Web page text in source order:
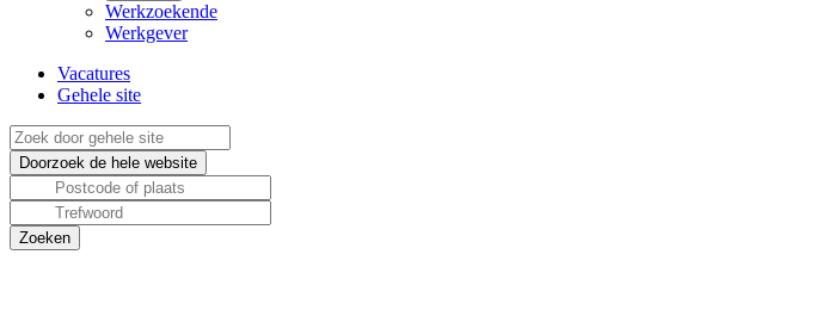
Werkzoekende
Werkgever
Vacatures
Gehele site